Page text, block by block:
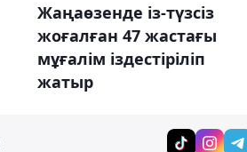
Жаңаөзенде із-түзсіз
жоғалған 47 жастағы
мұғалім іздестіріліп
жатыр